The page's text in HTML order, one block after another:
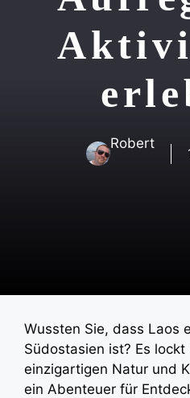
Robert
Wussten Sie, dass Laos
Südostasien ist? Es
einzigartigen Natur und
ein Abenteuer für